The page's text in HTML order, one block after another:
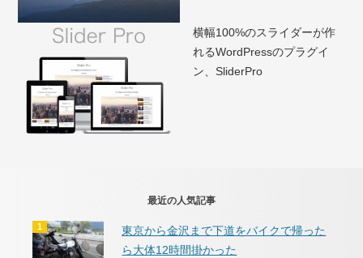
横幅100%のスライダーが作
れるWordPressのプラグイ
ン、SliderPro
最近の人気記事
東京から金沢まで下道をバイクで帰った
ら大体12時間掛かった